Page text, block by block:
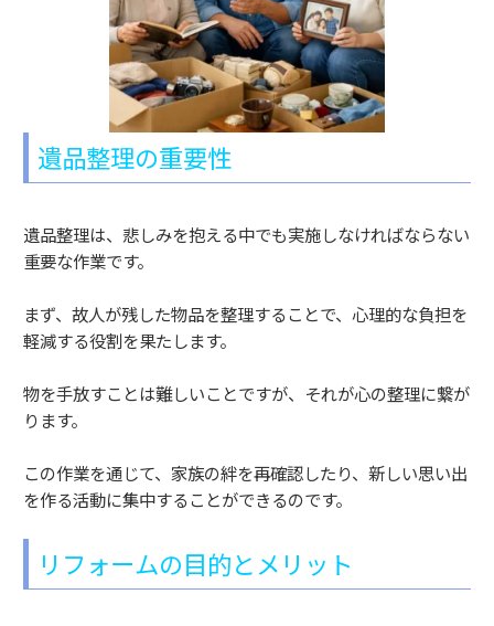
遺品整理の重要性
遺品整理は、悲しみを抱える中でも実施しなければならない
重要な作業です。
まず、故人が残した物品を整理することで、心理的な負担を
軽減する役割を果たします。
物を手放すことは難しいことですが、それが心の整理に繋が
ります。
この作業を通じて、家族の絆を再確認したり、新しい思い出
を作る活動に集中することができるのです。
リフォームの目的とメリット